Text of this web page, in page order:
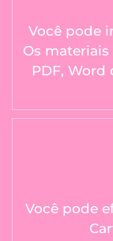
Você pode
Os
PDF, Word
Você pode